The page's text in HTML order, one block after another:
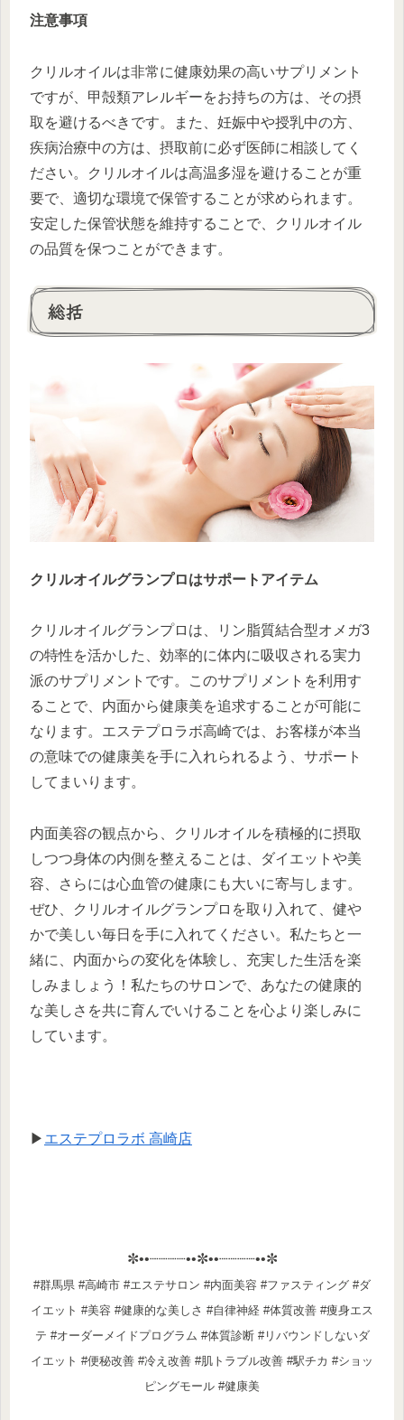
注意事項
クリルオイルは非常に健康効果の高いサプリメント
ですが、甲殻類アレルギーをお持ちの方は、その摂
取を避けるべきです。また、妊娠中や授乳中の方、
疾病治療中の方は、摂取前に必ず医師に相談してく
ださい。クリルオイルは高温多湿を避けることが重
要で、適切な環境で保管することが求められます。
安定した保管状態を維持することで、クリルオイル
の品質を保つことができます。
総括
クリルオイルグランプロはサポートアイテム
クリルオイルグランプロは、リン脂質結合型オメガ3
の特性を活かした、効率的に体内に吸収される実力
派のサプリメントです。このサプリメントを利用す
ることで、内面から健康美を追求することが可能に
なります。エステプロラボ高崎では、お客様が本当
の意味での健康美を手に入れられるよう、サポート
してまいります。
内面美容の観点から、クリルオイルを積極的に摂取
しつつ身体の内側を整えることは、ダイエットや美
容、さらには心血管の健康にも大いに寄与します。
ぜひ、クリルオイルグランプロを取り入れて、健や
かで美しい毎日を手に入れてください。私たちと一
緒に、内面からの変化を体験し、充実した生活を楽
しみましょう！私たちのサロンで、あなたの健康的
な美しさを共に育んでいけることを心より楽しみに
しています。
▶ エステプロラボ 高崎店
✼••┈┈┈┈••✼••┈┈┈┈••✼
#群馬県 #高崎市 #エステサロン #内面美容 #ファスティング #ダ
イエット #美容 #健康的な美しさ #自律神経 #体質改善 #痩身エス
テ #オーダーメイドプログラム #体質診断 #リバウンドしないダ
イエット #便秘改善 #冷え改善 #肌トラブル改善 #駅チカ #ショッ
ピングモール #健康美